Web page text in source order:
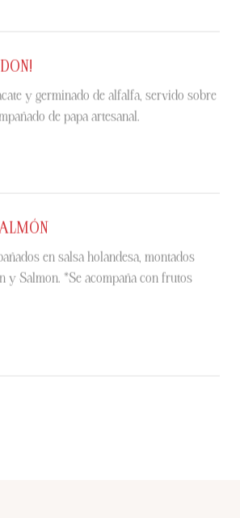
y germinado de alfalfa, servido sobre
de papa artesanal.
en salsa holandesa, montados
y Salmon. *Se acompaña con frutos